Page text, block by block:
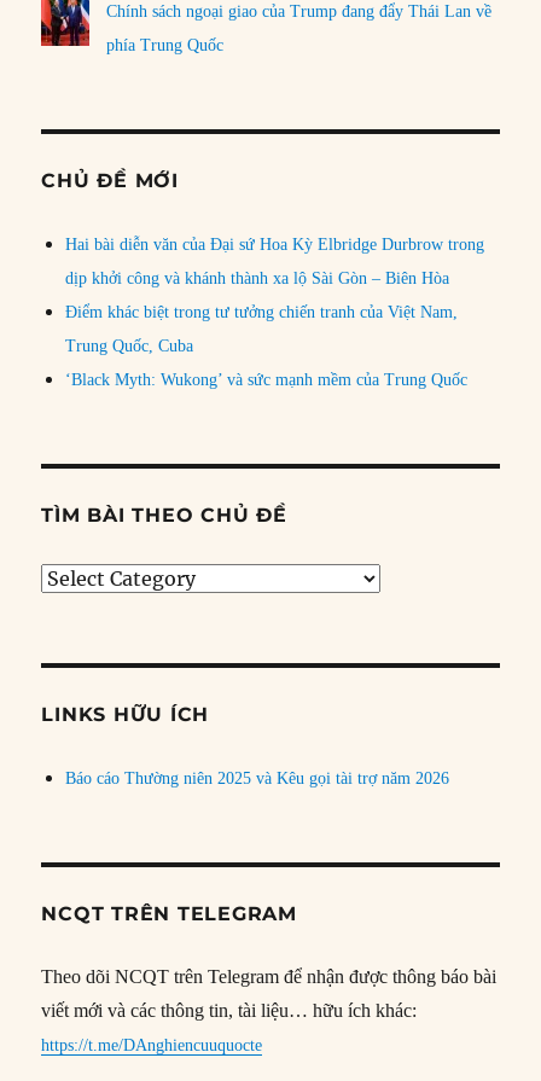
Chính sách ngoại giao của Trump đang đẩy Thái Lan về
phía Trung Quốc
CHỦ ĐỀ MỚI
Hai bài diễn văn của Đại sứ Hoa Kỳ Elbridge Durbrow trong
dịp khởi công và khánh thành xa lộ Sài Gòn – Biên Hòa
Điểm khác biệt trong tư tưởng chiến tranh của Việt Nam,
Trung Quốc, Cuba
‘Black Myth: Wukong’ và sức mạnh mềm của Trung Quốc
TÌM BÀI THEO CHỦ ĐỀ
Tìm
đề
LINKS HỮU ÍCH
Báo cáo Thường niên 2025 và Kêu gọi tài trợ năm 2026
NCQT TRÊN TELEGRAM
Theo dõi NCQT trên Telegram để nhận được thông báo bài
viết mới và các thông tin, tài liệu… hữu ích khác:
https://t.me/DAnghiencuuquocte